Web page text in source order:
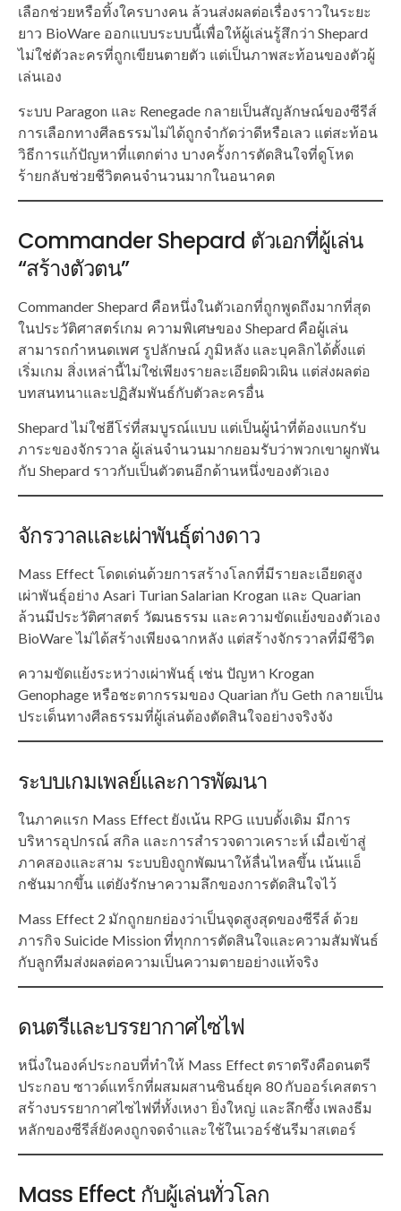
เลือกช่วยหรือทิ้งใครบางคน ล้วนส่งผลต่อเรื่องราวในระยะ
ยาว BioWare ออกแบบระบบนี้เพื่อให้ผู้เล่นรู้สึกว่า Shepard
ไม่ใช่ตัวละครที่ถูกเขียนตายตัว แต่เป็นภาพสะท้อนของตัวผู้
เล่นเอง
ระบบ Paragon และ Renegade กลายเป็นสัญลักษณ์ของซีรีส์
การเลือกทางศีลธรรมไม่ได้ถูกจำกัดว่าดีหรือเลว แต่สะท้อน
วิธีการแก้ปัญหาที่แตกต่าง บางครั้งการตัดสินใจที่ดูโหด
ร้ายกลับช่วยชีวิตคนจำนวนมากในอนาคต
Commander Shepard ตัวเอกที่ผู้เล่น
“สร้างตัวตน”
Commander Shepard คือหนึ่งในตัวเอกที่ถูกพูดถึงมากที่สุด
ในประวัติศาสตร์เกม ความพิเศษของ Shepard คือผู้เล่น
สามารถกำหนดเพศ รูปลักษณ์ ภูมิหลัง และบุคลิกได้ตั้งแต่
เริ่มเกม สิ่งเหล่านี้ไม่ใช่เพียงรายละเอียดผิวเผิน แต่ส่งผลต่อ
บทสนทนาและปฏิสัมพันธ์กับตัวละครอื่น
Shepard ไม่ใช่ฮีโร่ที่สมบูรณ์แบบ แต่เป็นผู้นำที่ต้องแบกรับ
ภาระของจักรวาล ผู้เล่นจำนวนมากยอมรับว่าพวกเขาผูกพัน
กับ Shepard ราวกับเป็นตัวตนอีกด้านหนึ่งของตัวเอง
จักรวาลและเผ่าพันธุ์ต่างดาว
Mass Effect โดดเด่นด้วยการสร้างโลกที่มีรายละเอียดสูง
เผ่าพันธุ์อย่าง Asari Turian Salarian Krogan และ Quarian
ล้วนมีประวัติศาสตร์ วัฒนธรรม และความขัดแย้งของตัวเอง
BioWare ไม่ได้สร้างเพียงฉากหลัง แต่สร้างจักรวาลที่มีชีวิต
ความขัดแย้งระหว่างเผ่าพันธุ์ เช่น ปัญหา Krogan
Genophage หรือชะตากรรมของ Quarian กับ Geth กลายเป็น
ประเด็นทางศีลธรรมที่ผู้เล่นต้องตัดสินใจอย่างจริงจัง
ระบบเกมเพลย์และการพัฒนา
ในภาคแรก Mass Effect ยังเน้น RPG แบบดั้งเดิม มีการ
บริหารอุปกรณ์ สกิล และการสำรวจดาวเคราะห์ เมื่อเข้าสู่
ภาคสองและสาม ระบบยิงถูกพัฒนาให้ลื่นไหลขึ้น เน้นแอ็
กชันมากขึ้น แต่ยังรักษาความลึกของการตัดสินใจไว้
Mass Effect 2 มักถูกยกย่องว่าเป็นจุดสูงสุดของซีรีส์ ด้วย
ภารกิจ Suicide Mission ที่ทุกการตัดสินใจและความสัมพันธ์
กับลูกทีมส่งผลต่อความเป็นความตายอย่างแท้จริง
ดนตรีและบรรยากาศไซไฟ
หนึ่งในองค์ประกอบที่ทำให้ Mass Effect ตราตรึงคือดนตรี
ประกอบ ซาวด์แทร็กที่ผสมผสานซินธ์ยุค 80 กับออร์เคสตรา
สร้างบรรยากาศไซไฟที่ทั้งเหงา ยิ่งใหญ่ และลึกซึ้ง เพลงธีม
หลักของซีรีส์ยังคงถูกจดจำและใช้ในเวอร์ชันรีมาสเตอร์
Mass Effect กับผู้เล่นทั่วโลก